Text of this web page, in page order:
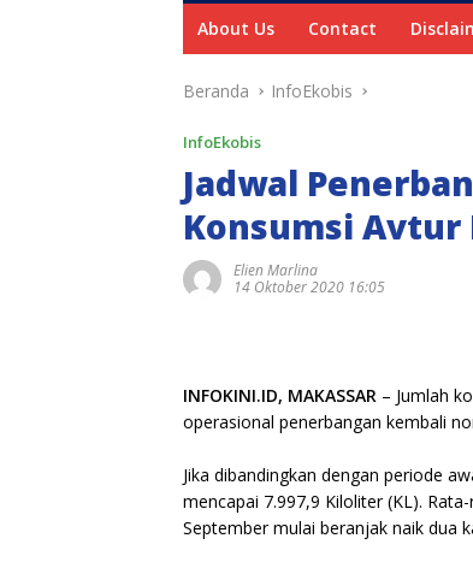
About Us Contact
Beranda InfoEkobis
InfoEkobis
Jadwal
Konsumsi
Elien Marlina
14 Oktober 2020 16:05
INFOKINI.ID, MAKASSAR – Jumlah
operasional penerbangan kembali
Jika dibandingkan dengan periode
mencapai 7.997,9 Kiloliter (KL).
September mulai beranjak naik dua